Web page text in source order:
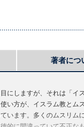
著者につ
にしますが、それは「
い方が、イスラム教と
います。多くのムスリ